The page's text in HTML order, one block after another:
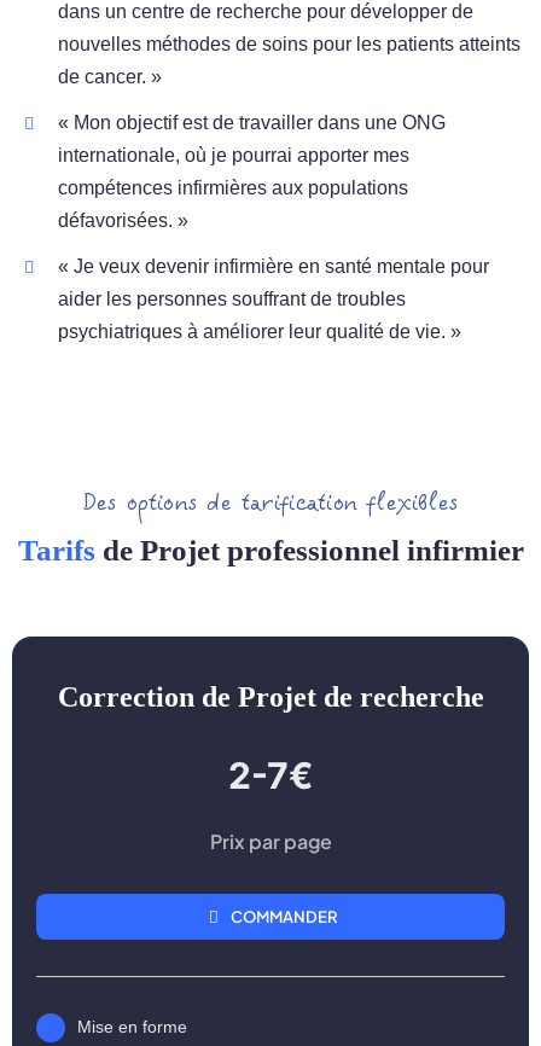
dans un centre de recherche pour développer de
nouvelles méthodes de soins pour les patients atteints
de cancer. »
« Mon objectif est de travailler dans une ONG
internationale, où je pourrai apporter mes
compétences infirmières aux populations
défavorisées. »
« Je veux devenir infirmière en santé mentale pour
aider les personnes souffrant de troubles
psychiatriques à améliorer leur qualité de vie. »
Des options de tarification flexibles
Tarifs de Projet professionnel infirmier
Correction de Projet de recherche
2-7€
Prix par page
COMMANDER
Mise en forme